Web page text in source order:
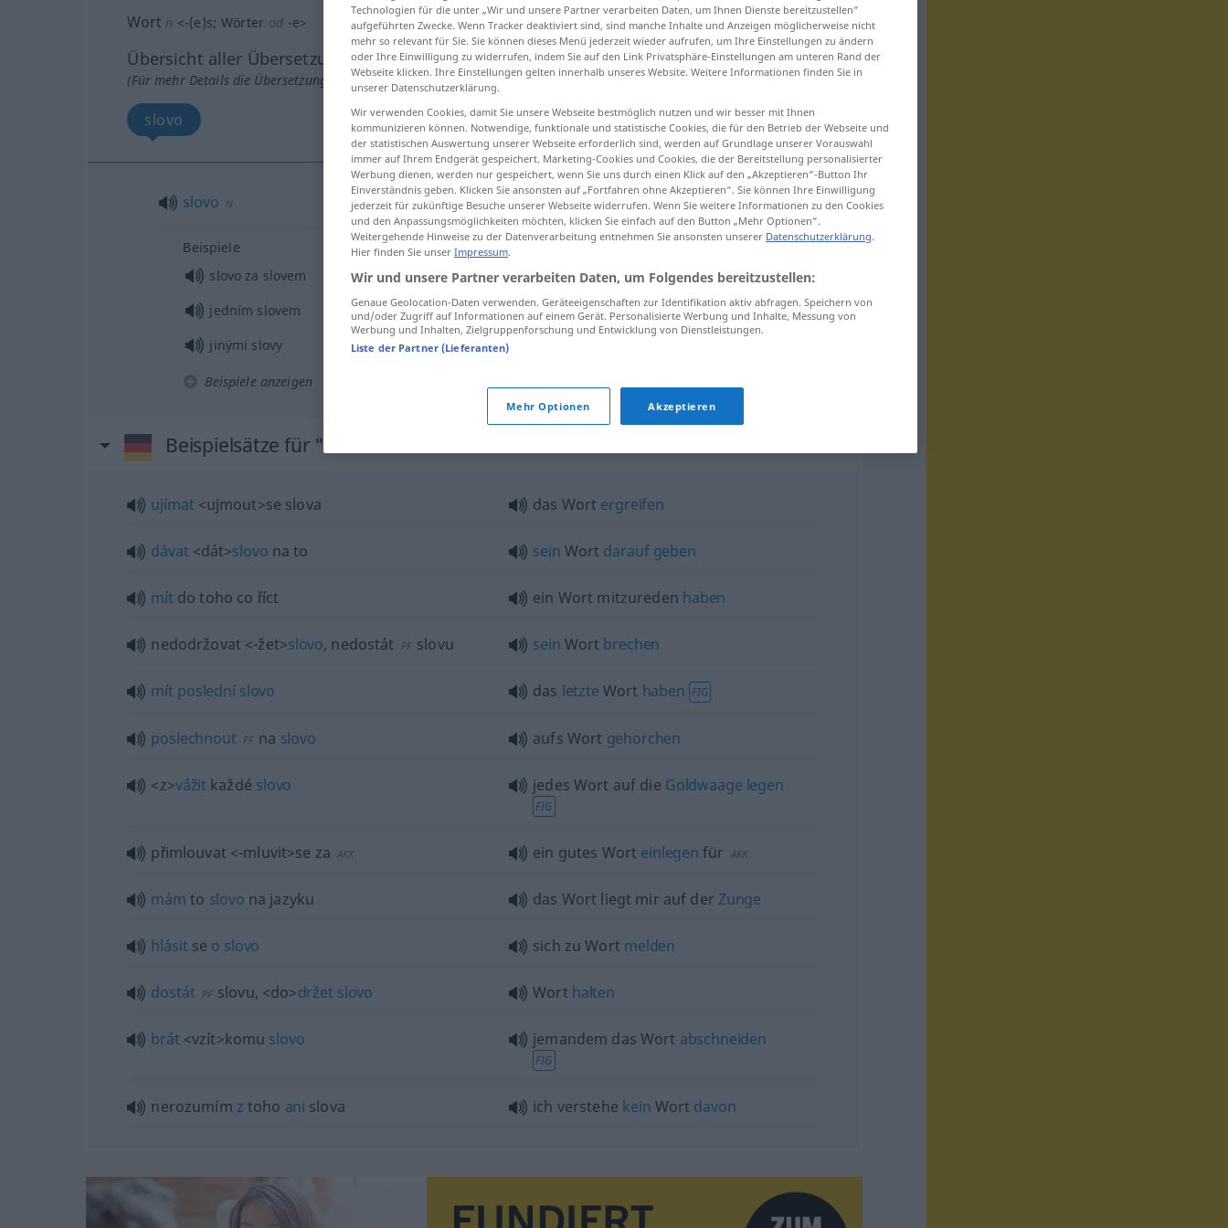
Wort n <-(e)s; Wörter od -e>
Übersicht aller Übersetzungen
(Für mehr Details die Übersetzung anklicken/antippen)
slovo
slovo N Wort
Beispiele
slovo za slovem
Wort für Wort
jedním slovem
mit einem Wort
jinými slovy
Beispiele anzeigen
Beispielsätze für "Wort"
ujímat <ujmout>se slova das Wort ergreifen
dávat <dát>slovo na to sein Wort darauf geben
mít do toho co říct ein Wort mitzureden haben
nedodržovat <-žet>slovo, nedostát PF slovu sein Wort brechen
mít poslední slovo das letzte Wort haben FIG
poslechnout PF na slovo aufs Wort gehorchen
<z>vážit každé slovo jedes Wort auf die Goldwaage legen
FIG
přimlouvat <-mluvit>se za AKK ein gutes Wort einlegen für AKK
mám to slovo na jazyku das Wort liegt mir auf der Zunge
hlásit se o slovo sich zu Wort melden
dostát PF slovu, <do>držet slovo Wort halten
brát <vzít>komu slovo jemandem das Wort abschneiden
FIG
nerozumím z toho ani slova ich verstehe kein Wort davon
Technologien für die unter „Wir und unsere Partner verarbeiten Daten, um Ihnen Dienste bereitzustellen“
aufgeführten Zwecke. Wenn Tracker deaktiviert sind, sind manche Inhalte und Anzeigen möglicherweise nicht
mehr so relevant für Sie. Sie können dieses Menü jederzeit wieder aufrufen, um Ihre Einstellungen zu ändern
oder Ihre Einwilligung zu widerrufen, indem Sie auf den Link Privatsphäre-Einstellungen am unteren Rand der
Webseite klicken. Ihre Einstellungen gelten innerhalb unseres Website. Weitere Informationen finden Sie in
unserer Datenschutzerklärung.
Wir verwenden Cookies, damit Sie unsere Webseite bestmöglich nutzen und wir besser mit Ihnen
kommunizieren können. Notwendige, funktionale und statistische Cookies, die für den Betrieb der Webseite und
der statistischen Auswertung unserer Webseite erforderlich sind, werden auf Grundlage unserer Vorauswahl
immer auf Ihrem Endgerät gespeichert. Marketing-Cookies und Cookies, die der Bereitstellung personalisierter
Werbung dienen, werden nur gespeichert, wenn Sie uns durch einen Klick auf den „Akzeptieren“-Button Ihr
Einverständnis geben. Klicken Sie ansonsten auf „Fortfahren ohne Akzeptieren“. Sie können Ihre Einwilligung
jederzeit für zukünftige Besuche unserer Webseite widerrufen. Wenn Sie weitere Informationen zu den Cookies
und den Anpassungsmöglichkeiten möchten, klicken Sie einfach auf den Button „Mehr Optionen“.
Weitergehende Hinweise zu der Datenverarbeitung entnehmen Sie ansonsten unserer Datenschutzerklärung.
Hier finden Sie unser Impressum.
Wir und unsere Partner verarbeiten Daten, um Folgendes bereitzustellen:
Genaue Geolocation-Daten verwenden. Geräteeigenschaften zur Identifikation aktiv abfragen. Speichern von
und/oder Zugriff auf Informationen auf einem Gerät. Personalisierte Werbung und Inhalte, Messung von
Werbung und Inhalten, Zielgruppenforschung und Entwicklung von Dienstleistungen.
Liste der Partner (Lieferanten)
Mehr Optionen Akzeptieren